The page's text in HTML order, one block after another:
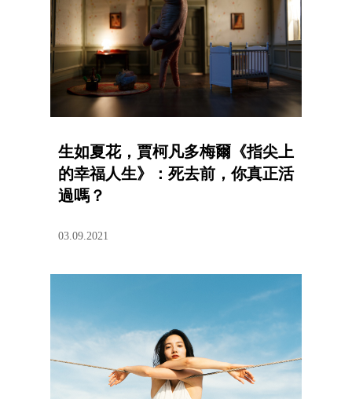
生如夏花，賈柯凡多梅爾《指尖上
的幸福人生》：死去前，你真正活
過嗎？
03.09.2021